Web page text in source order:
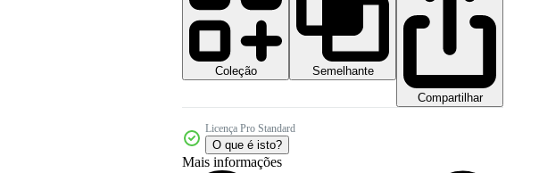
Coleção
Semelhante
Compartilhar
Licença Pro Standard
O que é isto?
Mais informações